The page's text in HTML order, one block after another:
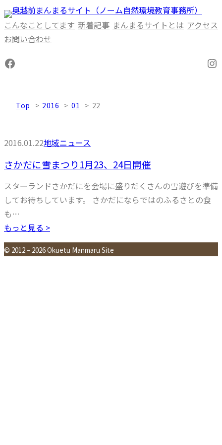
内
容
を
キ
こんなことしてます 新着記事 まんまるサイトとは アクセス
お問い合わせ
Facebook
Top 2016 01 22
2016.01.22地域ニュース
さかだに雪まつり1月23、24日開催
スターランドさかだにを会場に盛りだくさんの雪遊びを準備
してお待ちしています。 さかだにならではのふるさとの食
も…
もっと見る >
© 2012 – 2026 Okuetu Manmaru Site